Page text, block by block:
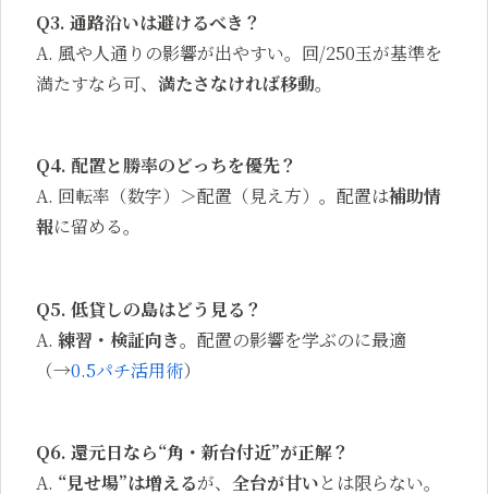
Q3. 通路沿いは避けるべき？
A. 風や人通りの影響が出やすい。回/250玉が基準を
満たすなら可、 満たさなければ移動。
Q4. 配置と勝率のどっちを優先？
A. 回転率（数字）＞配置（見え方）。配置は補助情
報に留める。
Q5. 低貸しの島はどう見る？
A. 練習・検証向き。配置の影響を学ぶのに最適
（→0.5パチ活用術）
Q6. 還元日なら“角・新台付近”が正解？
A. “見せ場”は増えるが、 全台が甘いとは限らない。